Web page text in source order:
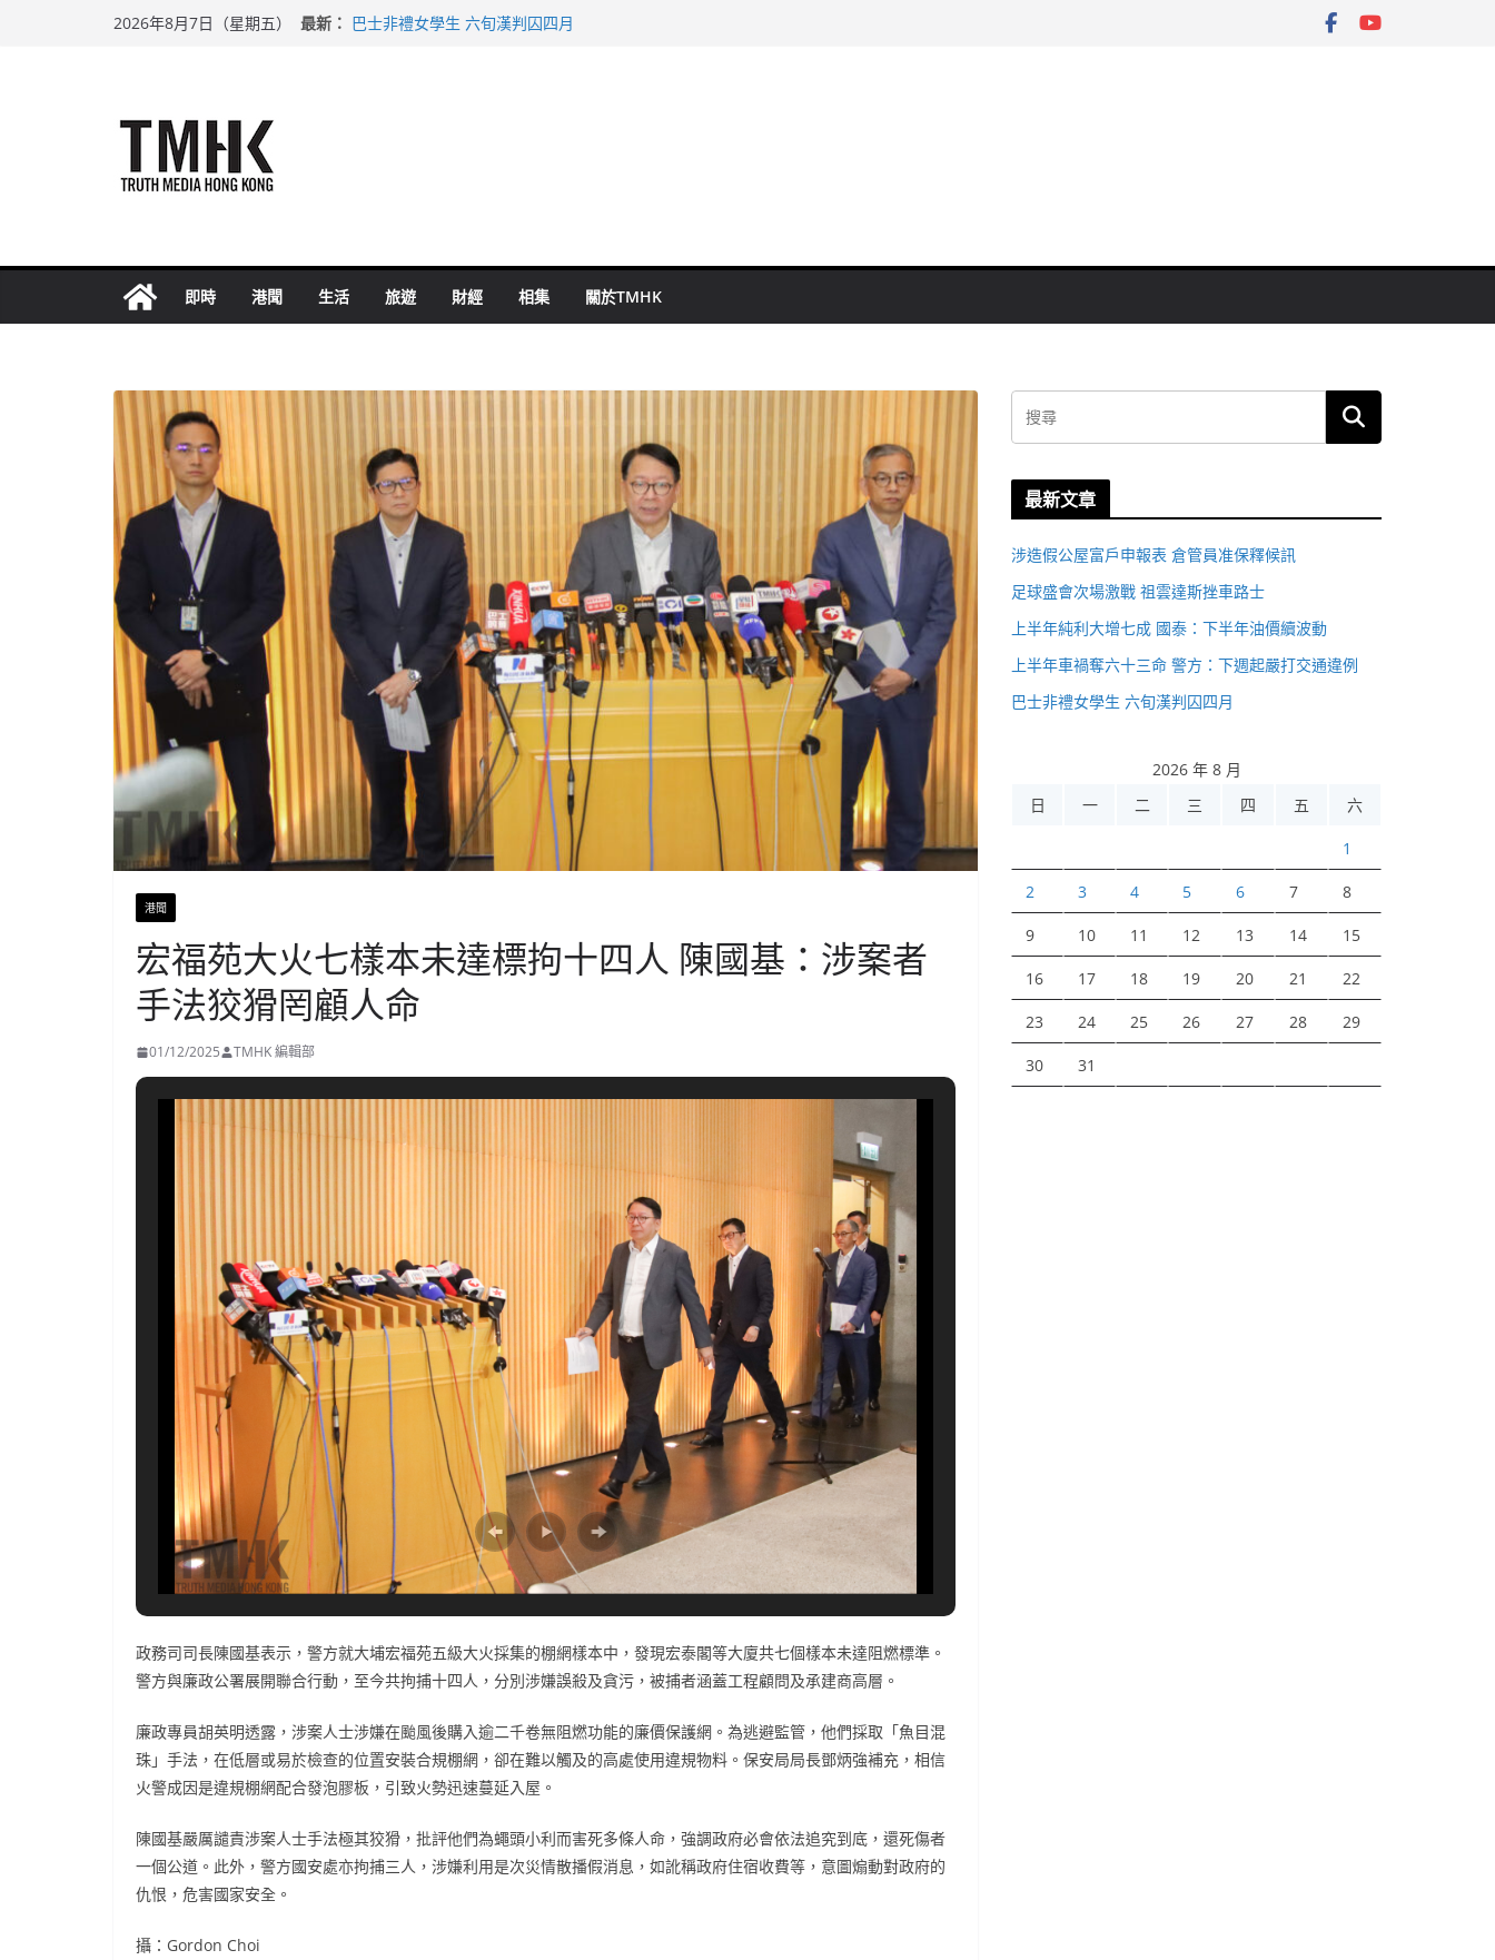
2026年8月7日（星期五） 最新： 巴士非禮女學生 六旬漢判囚四月
即時 港聞 生活 旅遊 財經 相集 關於TMHK
港聞
宏福苑大火七樣本未達標拘十四人 陳國基：涉案者
手法狡猾罔顧人命
01/12/2025 TMHK 編輯部
政務司司長陳國基表示，警方就大埔宏福苑五級大火採集的棚網樣本中，發現宏泰閣等大廈共七個樣本未達阻燃標準。
警方與廉政公署展開聯合行動，至今共拘捕十四人，分別涉嫌誤殺及貪污，被捕者涵蓋工程顧問及承建商高層。
廉政專員胡英明透露，涉案人士涉嫌在颱風後購入逾二千卷無阻燃功能的廉價保護網。為逃避監管，他們採取「魚目混
珠」手法，在低層或易於檢查的位置安裝合規棚網，卻在難以觸及的高處使用違規物料。保安局局長鄧炳強補充，相信
火警成因是違規棚網配合發泡膠板，引致火勢迅速蔓延入屋。
陳國基嚴厲譴責涉案人士手法極其狡猾，批評他們為蠅頭小利而害死多條人命，強調政府必會依法追究到底，還死傷者
一個公道。此外，警方國安處亦拘捕三人，涉嫌利用是次災情散播假消息，如訛稱政府住宿收費等，意圖煽動對政府的
仇恨，危害國家安全。
攝：Gordon Choi
最新文章
涉造假公屋富戶申報表 倉管員准保釋候訊
足球盛會次場激戰 祖雲達斯挫車路士
上半年純利大增七成 國泰：下半年油價續波動
上半年車禍奪六十三命 警方：下週起嚴打交通違例
巴士非禮女學生 六旬漢判囚四月
2026 年 8 月
日
一 二 三 四 五 六
1
2 3 4 5 6 7 8
9 10 11 12 13 14 15
16 17 18 19 20 21 22
23 24 25 26 27 28 29
30 31